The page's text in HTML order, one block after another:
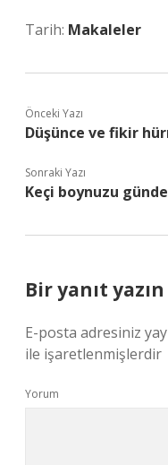
Tarih: Makaleler
Önceki Yazı
Düşünce ve fikir
Sonraki Yazı
Keçi boynuzu
Bir yanıt yazın
E-posta adresiniz
ile işaretlenmişlerdir
Yorum